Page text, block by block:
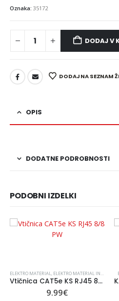
Oznaka: 35172
DODAJ V
DODAJ NA SEZNAM
OPIS
DODATNE PODROBNOSTI
PODOBNI IZDELKI
,ELEKTROINŠTALACIJE,STIKALA IN VTIČNICE
ELEKTRO MATERIAL, ELEKTRO MATERIAL IN PRIBOR ,
Vtičnica CAT5e KS RJ45 8/8 PW
9.99€